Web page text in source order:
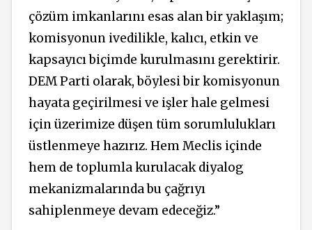
çözüm imkanlarını esas alan bir yaklaşım;
komisyonun ivedilikle, kalıcı, etkin ve
kapsayıcı biçimde kurulmasını gerektirir.
DEM Parti olarak, böylesi bir komisyonun
hayata geçirilmesi ve işler hale gelmesi
için üzerimize düşen tüm sorumlulukları
üstlenmeye hazırız. Hem Meclis içinde
hem de toplumla kurulacak diyalog
mekanizmalarında bu çağrıyı
sahiplenmeye devam edeceğiz.”